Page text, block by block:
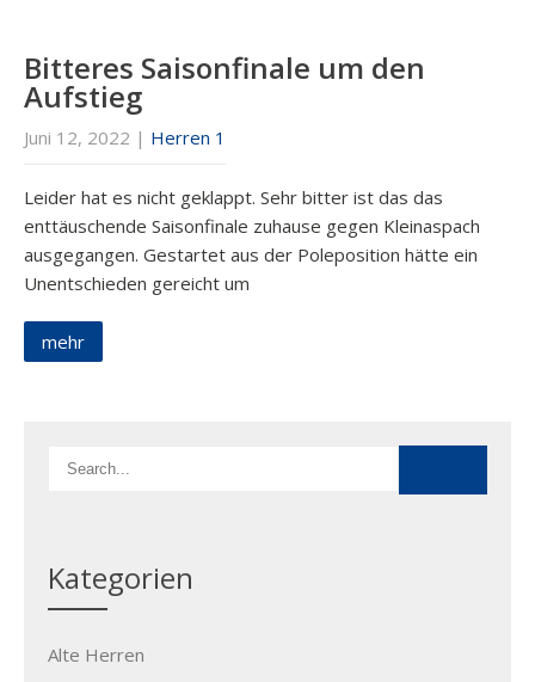
Bitteres Saisonfinale um den
Aufstieg
Juni 12, 2022 | Herren 1
Leider hat es nicht geklappt. Sehr bitter ist das das
enttäuschende Saisonfinale zuhause gegen Kleinaspach
ausgegangen. Gestartet aus der Poleposition hätte ein
Unentschieden gereicht um
mehr
Kategorien
Alte Herren